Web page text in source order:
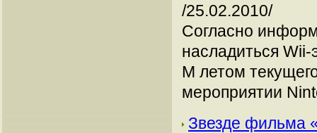
/25.02.2010/
Согласно
насладиться
M летом
мероприятии
Звезде фильма